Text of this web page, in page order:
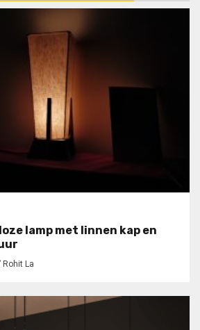
lamp met linnen kap en
Rohit La